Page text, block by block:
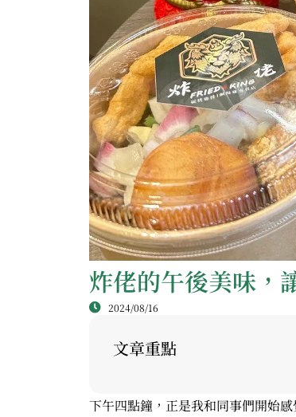
炸佬的午後美味，
2024/08/16
文章重點
下午四點鐘，正是我和同事們開始